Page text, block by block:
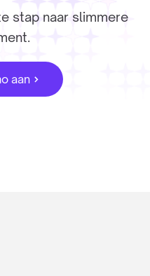
stap naar slimmere
aan